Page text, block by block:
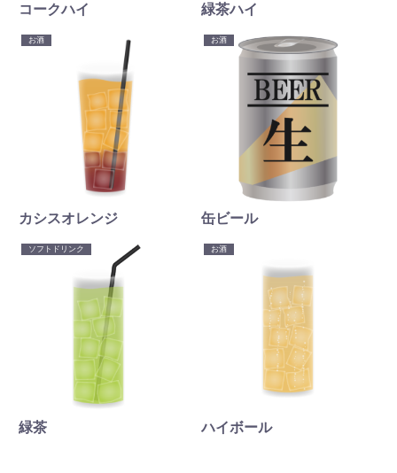
コークハイ 緑茶ハイ
お酒
カシスオレンジ
お酒
缶ビール
ソフトドリンク
緑茶
お酒
ハイボール